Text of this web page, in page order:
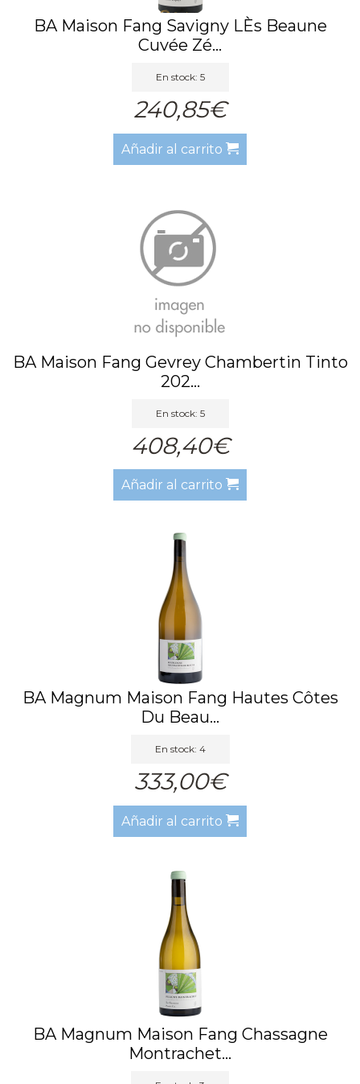
BA Maison Fang Savigny LÈs Beaune
Cuvée Zé...
En stock: 5
240,85€
Añadir al carrito
BA Maison Fang Gevrey Chambertin Tinto
202...
En stock: 5
408,40€
Añadir al carrito
BA Magnum Maison Fang Hautes Côtes
Du Beau...
En stock: 4
333,00€
Añadir al carrito
BA Magnum Maison Fang Chassagne
Montrachet...